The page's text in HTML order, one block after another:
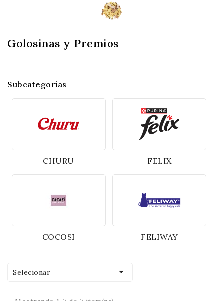
Golosinas y Premios
Subcategorias
CHURU FELIX
COCOSI FELIWAY
Selecionar 